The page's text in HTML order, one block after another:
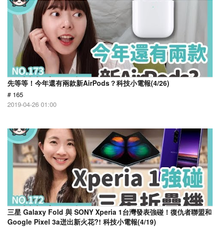
先等等！今年還有兩款新AirPods？科技小電報(4/26)
# 165
2019-04-26 01:00
三星 Galaxy Fold 與 SONY Xperia 1台灣發表強碰！復仇者聯盟和
Google Pixel 3a迸出新火花?! 科技小電報(4/19)